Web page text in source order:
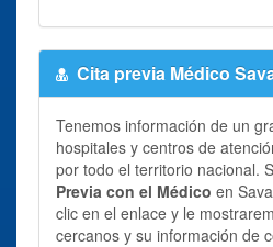
Cita previa Médico
Tenemos información de un
hospitales y centros de
por todo el territorio nacional.
Previa con el Médico en
clic en el enlace y le
cercanos y su información de